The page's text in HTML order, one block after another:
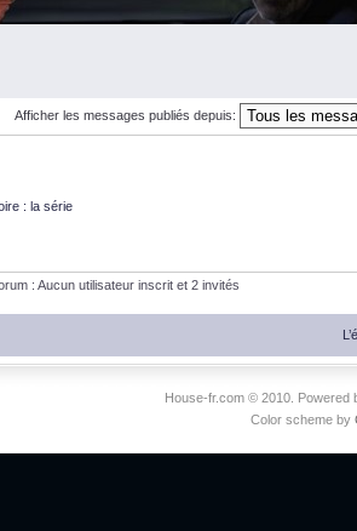
Afficher les messages publiés depuis:
: la série
: Aucun utilisateur inscrit et 2 invités
House-fr.com © 2010. Powered
Color scheme by